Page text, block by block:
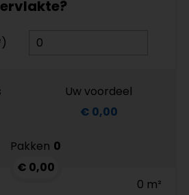
Uw voordeel
€ 0,00
Pakken 0
€ 0,00
0 m²